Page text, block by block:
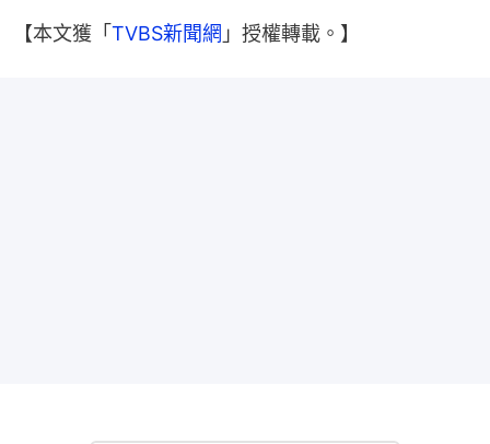
【本文獲「 TVBS新聞網 」授權轉載。】